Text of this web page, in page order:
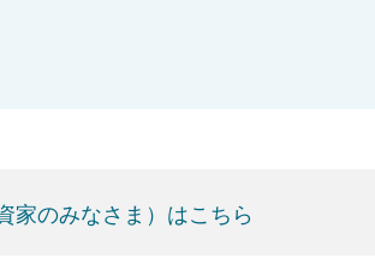
家のみなさま）はこちら